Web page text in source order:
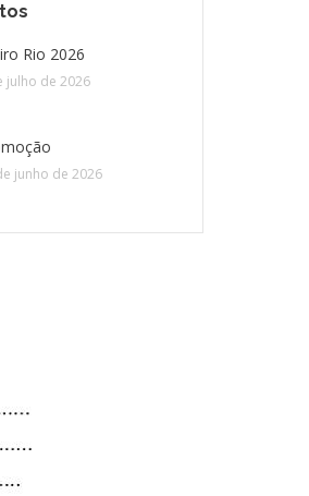
Rio 2026
julho de 2026
junho de 2026